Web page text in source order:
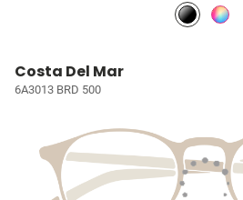
Costa Del Mar
6A3013 BRD 500